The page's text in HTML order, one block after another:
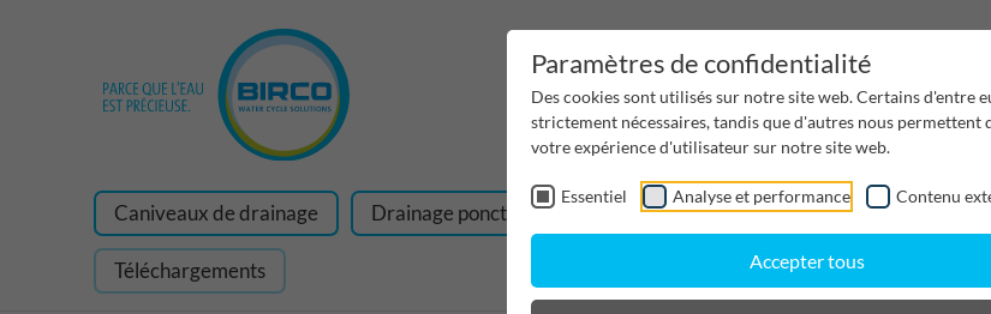
Caniveaux de drainage Drainage ponctuel Gestion de l'eau Canaux de distribution
Téléchargements
Paramètres de confidentialité
Des cookies sont utilisés sur notre site web. Certains d'entre
strictement nécessaires, tandis que d'autres nous permettent
votre expérience d'utilisateur sur notre site web.
Essentiel Analyse et performance Contenu
Accepter tous